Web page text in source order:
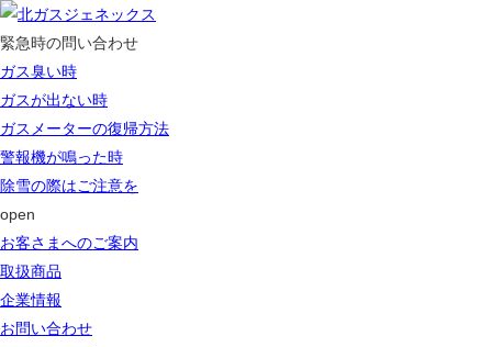
緊急時の問い合わせ
ガス臭い時
ガスが出ない時
ガスメーターの復帰方法
警報機が鳴った時
除雪の際はご注意を
open
お客さまへのご案内
取扱商品
企業情報
お問い合わせ